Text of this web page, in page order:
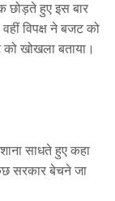
छोड़ते हुए इस बार
विपक्ष ने बजट को
खोखला बताया।
साधते हुए कहा
सरकार बेचने जा